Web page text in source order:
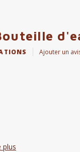
Ajouter un
plus